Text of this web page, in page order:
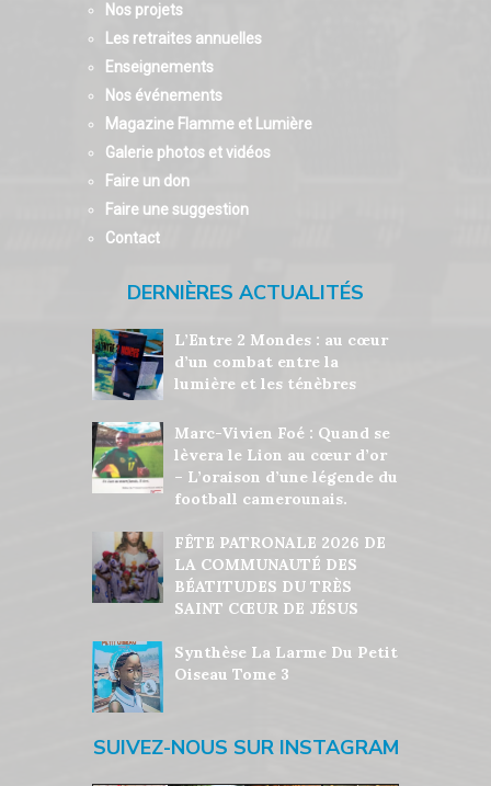
Nos projets
Les retraites annuelles
Enseignements
Nos événements
Magazine Flamme et Lumière
Galerie photos et vidéos
Faire un don
Faire une suggestion
Contact
DERNIÈRES ACTUALITÉS
L’Entre 2 Mondes : au cœur
d’un combat entre la
lumière et les ténèbres
Marc-Vivien Foé : Quand se
lèvera le Lion au cœur d’or
– L’oraison d’une légende du
football camerounais.
FÊTE PATRONALE 2026 DE
LA COMMUNAUTÉ DES
BÉATITUDES DU TRÈS
SAINT CŒUR DE JÉSUS
Synthèse La Larme Du Petit
Oiseau Tome 3
SUIVEZ-NOUS SUR INSTAGRAM